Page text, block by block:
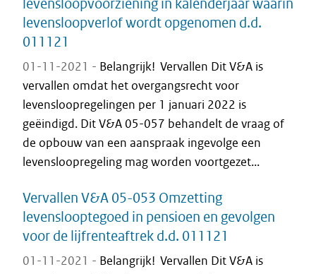
levensloopvoorziening in kalenderjaar waarin
levensloopverlof wordt opgenomen d.d.
011121
01-11-2021 - Belangrijk! Vervallen Dit V&A is
vervallen omdat het overgangsrecht voor
levensloopregelingen per 1 januari 2022 is
geëindigd. Dit V&A 05-057 behandelt de vraag of
de opbouw van een aanspraak ingevolge een
levensloopregeling mag worden voortgezet...
Vervallen V&A 05-053 Omzetting
levenslooptegoed in pensioen en gevolgen
voor de lijfrenteaftrek d.d. 011121
01-11-2021 - Belangrijk! Vervallen Dit V&A is